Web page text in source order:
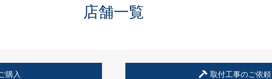
抗ウイルス・抗菌製品
LinkedIn
住宅使用部材標準化推進協議会
店舗一覧
購入 取付工事のご依頼